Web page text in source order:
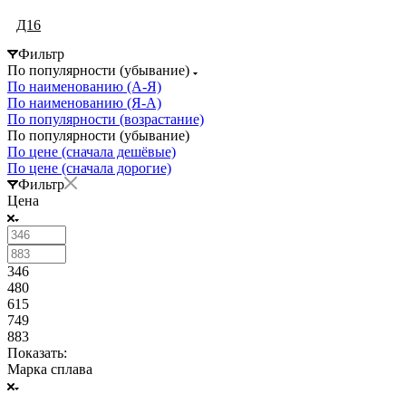
Д16
Фильтр
По популярности (убывание)
По наименованию (А-Я)
По наименованию (Я-А)
По популярности (возрастание)
По популярности (убывание)
По цене (сначала дешёвые)
По цене (сначала дорогие)
Фильтр
Цена
346
480
615
749
883
Показать:
Марка сплава